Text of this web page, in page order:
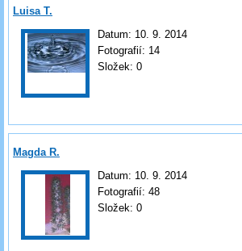
Luisa T.
Datum: 10. 9. 2014
Fotografií: 14
Složek: 0
Magda R.
Datum: 10. 9. 2014
Fotografií: 48
Složek: 0